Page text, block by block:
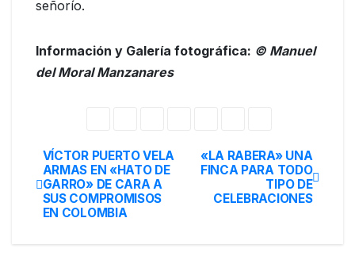
señorío.
Información y Galería fotográfica: © Manuel
del Moral Manzanares
«LA RABERA» UNA
FINCA PARA TODO
TIPO DE
CELEBRACIONES
VÍCTOR PUERTO VELA
ARMAS EN «HATO DE
GARRO» DE CARA A
SUS COMPROMISOS
EN COLOMBIA